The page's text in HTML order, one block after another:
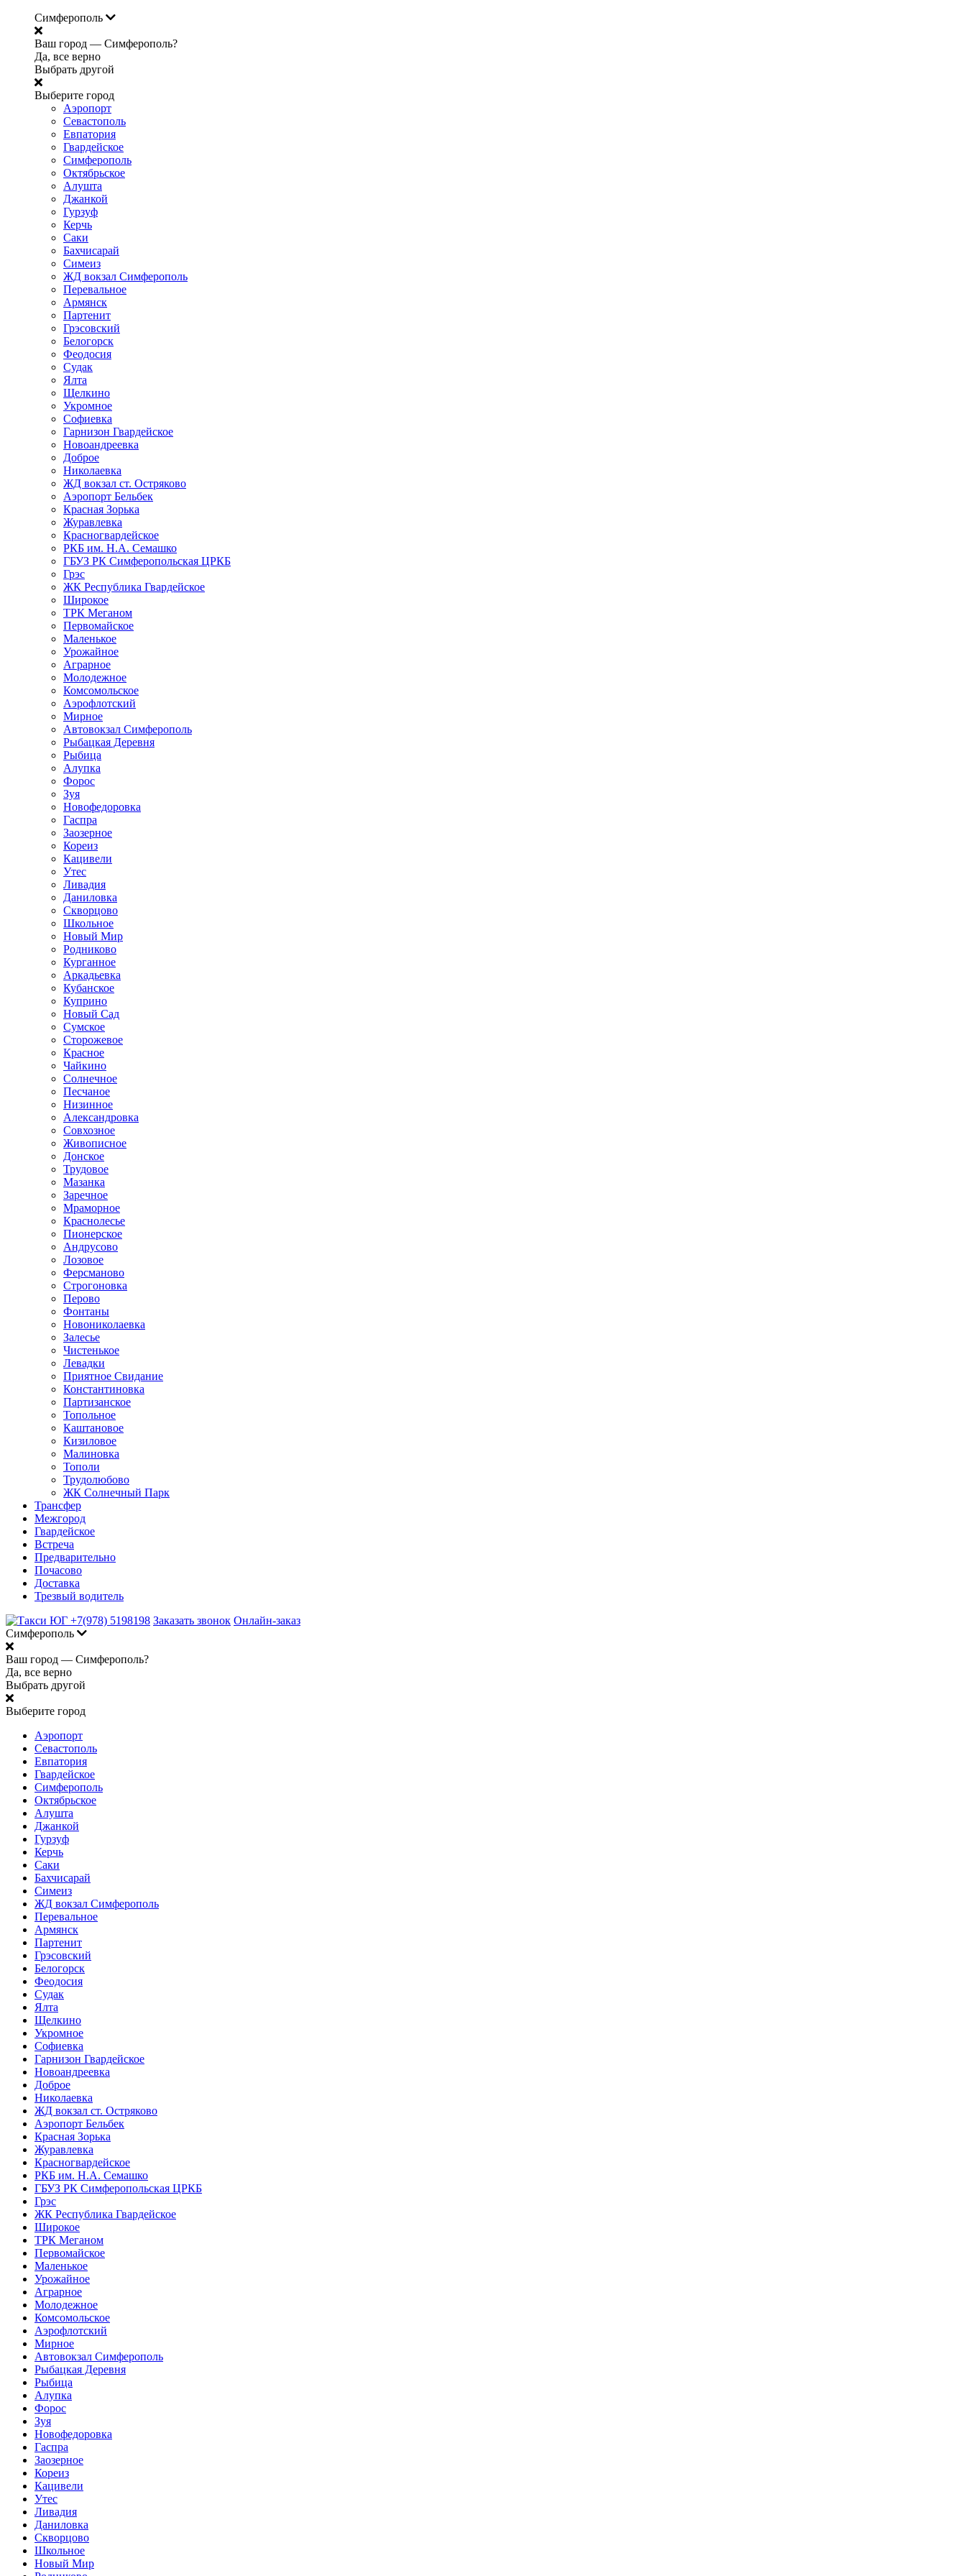
Симферополь
Ваш город — Симферополь?
Да, все верно
Выбрать другой
Выберите город
Аэропорт
Севастополь
Евпатория
Гвардейское
Симферополь
Октябрьское
Алушта
Джанкой
Гурзуф
Керчь
Саки
Бахчисарай
Симеиз
ЖД вокзал Симферополь
Перевальное
Армянск
Партенит
Грэсовский
Белогорск
Феодосия
Судак
Ялта
Щелкино
Укромное
Софиевка
Гарнизон Гвардейское
Новоандреевка
Доброе
Николаевка
ЖД вокзал ст. Остряково
Аэропорт Бельбек
Красная Зорька
Журавлевка
Красногвардейское
РКБ им. Н.А. Семашко
ГБУЗ РК Симферопольская ЦРКБ
Грэс
ЖК Республика Гвардейское
Широкое
ТРК Меганом
Первомайское
Маленькое
Урожайное
Аграрное
Молодежное
Комсомольское
Аэрофлотский
Мирное
Автовокзал Симферополь
Рыбацкая Деревня
Рыбица
Алупка
Форос
Зуя
Новофедоровка
Гаспра
Заозерное
Кореиз
Кацивели
Утес
Ливадия
Даниловка
Скворцово
Школьное
Новый Мир
Родниково
Курганное
Аркадьевка
Кубанское
Куприно
Новый Сад
Сумское
Сторожевое
Красное
Чайкино
Солнечное
Песчаное
Низинное
Александровка
Совхозное
Живописное
Донское
Трудовое
Мазанка
Заречное
Мраморное
Краснолесье
Пионерское
Андрусово
Лозовое
Ферсманово
Строгоновка
Перово
Фонтаны
Новониколаевка
Залесье
Чистенькое
Левадки
Приятное Свидание
Константиновка
Партизанское
Топольное
Каштановое
Кизиловое
Малиновка
Тополи
Трудолюбово
ЖК Солнечный Парк
Трансфер
Межгород
Гвардейское
Встреча
Предварительно
Почасово
Доставка
Трезвый водитель
+7(978) 5198198 Заказать звонок Онлайн-заказ
Симферополь
Ваш город — Симферополь?
Да, все верно
Выбрать другой
Выберите город
Аэропорт
Севастополь
Евпатория
Гвардейское
Симферополь
Октябрьское
Алушта
Джанкой
Гурзуф
Керчь
Саки
Бахчисарай
Симеиз
ЖД вокзал Симферополь
Перевальное
Армянск
Партенит
Грэсовский
Белогорск
Феодосия
Судак
Ялта
Щелкино
Укромное
Софиевка
Гарнизон Гвардейское
Новоандреевка
Доброе
Николаевка
ЖД вокзал ст. Остряково
Аэропорт Бельбек
Красная Зорька
Журавлевка
Красногвардейское
РКБ им. Н.А. Семашко
ГБУЗ РК Симферопольская ЦРКБ
Грэс
ЖК Республика Гвардейское
Широкое
ТРК Меганом
Первомайское
Маленькое
Урожайное
Аграрное
Молодежное
Комсомольское
Аэрофлотский
Мирное
Автовокзал Симферополь
Рыбацкая Деревня
Рыбица
Алупка
Форос
Зуя
Новофедоровка
Гаспра
Заозерное
Кореиз
Кацивели
Утес
Ливадия
Даниловка
Скворцово
Школьное
Новый Мир